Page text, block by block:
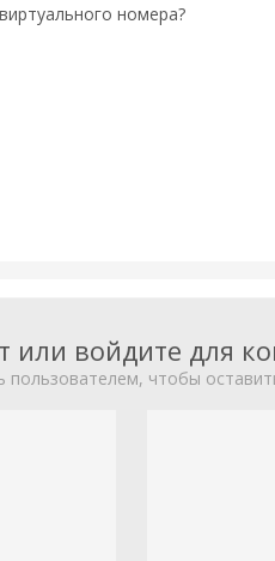
номера?
или войдите для
чтобы